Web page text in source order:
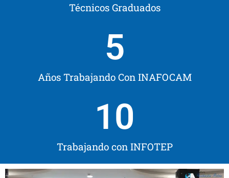
Técnicos Graduados
Años Trabajando Con INAFOCAM
5
Trabajando con INFOTEP
10